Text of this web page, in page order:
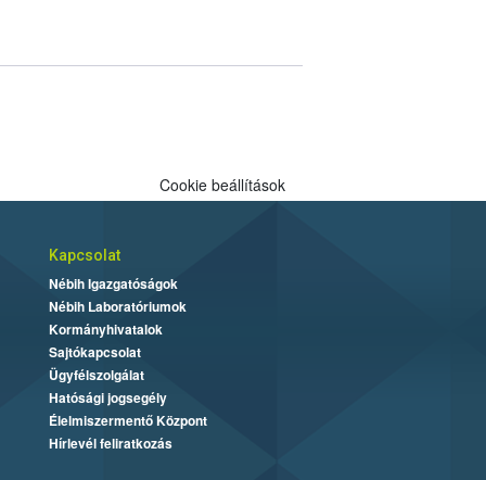
Cookie beállítások
Kapcsolat
Nébih Igazgatóságok
Nébih Laboratóriumok
Kormányhivatalok
Sajtókapcsolat
Ügyfélszolgálat
Hatósági jogsegély
Élelmiszermentő Központ
Hírlevél feliratkozás